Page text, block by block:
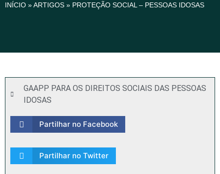
INÍCIO »ARTIGOS » PROTEÇÃO SOCIAL – PESSOAS IDOSAS
GAAPP PARA OS DIREITOS SOCIAIS DAS PESSOAS
IDOSAS
Partilhar no Facebook
Partilhar no Twitter